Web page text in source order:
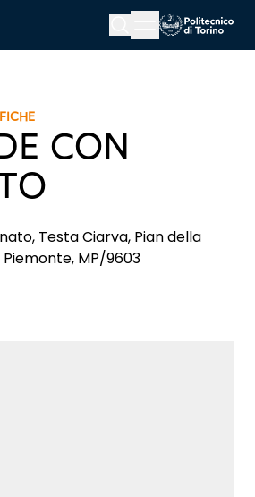
Menu button
CON
Testa Ciarva, Pian della
Piemonte, MP/9603